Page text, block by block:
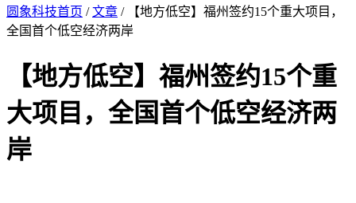
圆象科技首页 /文章 / 【地方低空】福州签约15个重大项目，
全国首个低空经济两岸
【地方低空】福州签约15个重
大项目，全国首个低空经济两
岸